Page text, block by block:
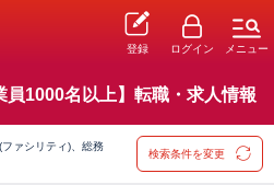
登録 ログイン メニュー
員1000名以上】転職・求人情報
ァシリティ)、総務
検索条件を変更